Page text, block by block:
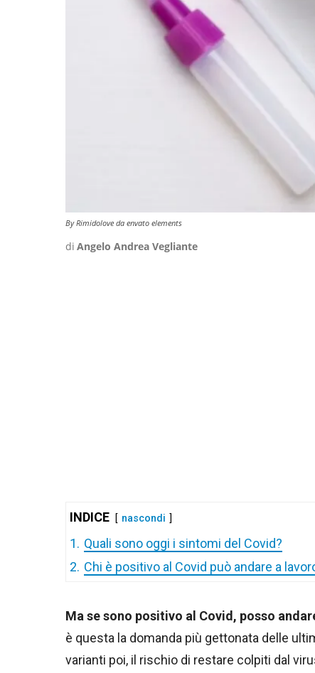
By Rimidolove da envato elements
di Angelo Andrea Vegliante
INDICE nascondi
1. Quali sono oggi i sintomi del Covid?
2. Chi è positivo al Covid può andare a
Ma se sono positivo al Covid, posso
è questa la domanda più gettonata delle
varianti poi, il rischio di restare colpiti dal